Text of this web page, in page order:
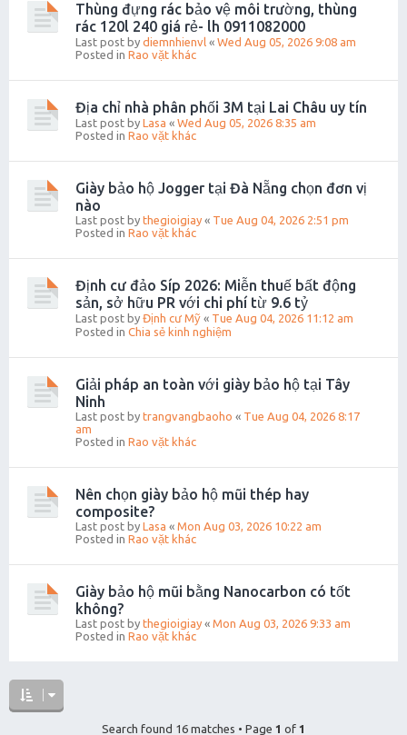
Thùng đựng rác bảo vệ môi trường, thùng
rác 120l 240 giá rẻ- lh 0911082000
Last post by diemnhienvl « Wed Aug 05, 2026 9:08 am
Posted in Rao vặt khác
Địa chỉ nhà phân phối 3M tại Lai Châu uy tín
Last post by Lasa « Wed Aug 05, 2026 8:35 am
Posted in Rao vặt khác
Giày bảo hộ Jogger tại Đà Nẵng chọn đơn vị
nào
Last post by thegioigiay « Tue Aug 04, 2026 2:51 pm
Posted in Rao vặt khác
Định cư đảo Síp 2026: Miễn thuế bất động
sản, sở hữu PR với chi phí từ 9.6 tỷ
Last post by Định cư Mỹ « Tue Aug 04, 2026 11:12 am
Posted in Chia sẻ kinh nghiệm
Giải pháp an toàn với giày bảo hộ tại Tây
Ninh
Last post by trangvangbaoho « Tue Aug 04, 2026 8:17
am
Posted in Rao vặt khác
Nên chọn giày bảo hộ mũi thép hay
composite?
Last post by Lasa « Mon Aug 03, 2026 10:22 am
Posted in Rao vặt khác
Giày bảo hộ mũi bằng Nanocarbon có tốt
không?
Last post by thegioigiay « Mon Aug 03, 2026 9:33 am
Posted in Rao vặt khác
Search found 16 matches • Page 1 of 1